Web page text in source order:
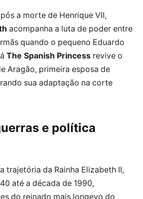
a morte de Henrique VII,
acompanha a luta de poder entre
quando o pequeno Eduardo
The Spanish Princess revive o
Aragão, primeira esposa de
sua adaptação na corte
e política
trajetória da Rainha Elizabeth II,
até a década de 1990,
do reinado mais longevo do